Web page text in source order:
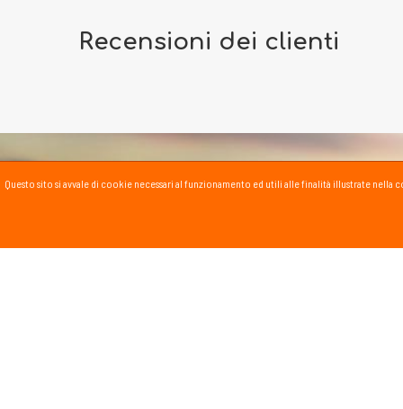
Recensioni dei clienti
Questo sito si avvale di cookie necessari al funzionamento ed utili alle finalità illustrate